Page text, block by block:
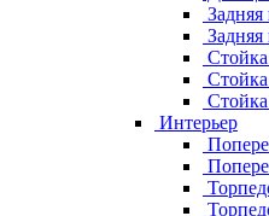
Задняя
Задняя
Стойка
Стойка
Стойка
Интерьер